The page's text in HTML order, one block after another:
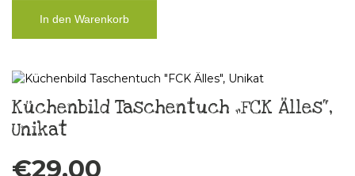
In den Warenkorb
Küchenbild Taschentuch „FCK Älles“,
Unikat
€29,00